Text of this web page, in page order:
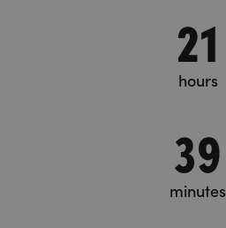
21
hours
39
minutes